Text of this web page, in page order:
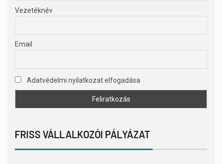
Vezetéknév
Email
Adatvédelmi nyilatkozat elfogadása
FRISS VÁLLALKOZÓI PÁLYÁZAT